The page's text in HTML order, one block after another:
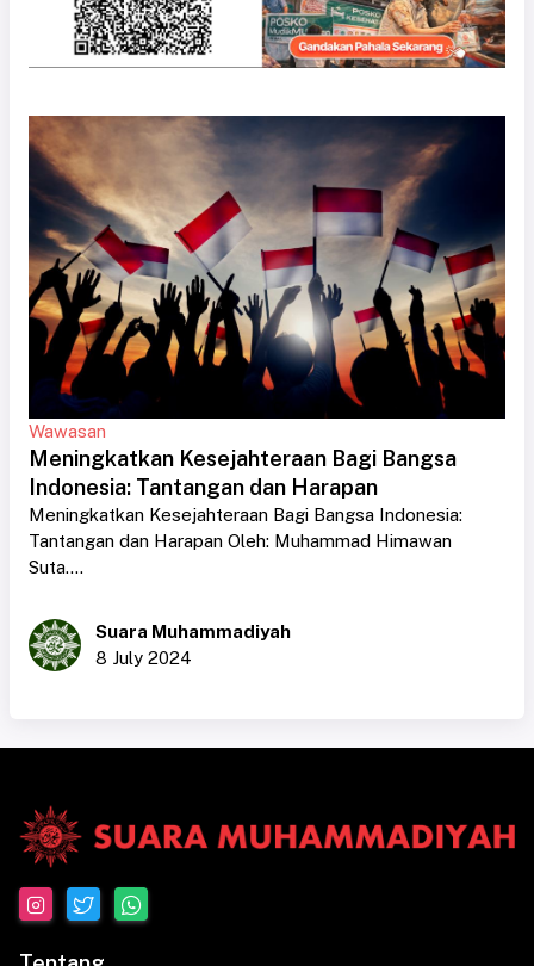
Wawasan
Meningkatkan Kesejahteraan Bagi Bangsa
Indonesia: Tantangan dan Harapan
Meningkatkan Kesejahteraan Bagi Bangsa Indonesia:
Tantangan dan Harapan Oleh: Muhammad Himawan
Suta....
Suara Muhammadiyah
8 July 2024